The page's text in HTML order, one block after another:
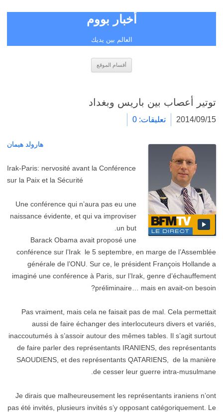
أخبار بووم
العالم بين يديك
أقسام الموقع
توتير أعصاب بين باريس وبغداد
2014/09/15 تعليقات: 0
هارولد هيمان
Irak-Paris: nervosité avant la Conférence
sur la Paix et la Sécurité
Une conférence qui n’aura pas eu une
naissance évidente, et qui va improviser
un but.
Barack Obama avait proposé une
conférence sur l’Irak le 5 septembre, en marge de l’Assemblée
générale de l’ONU. Sur ce, le président François Hollande a
imaginé une conférence à Paris, sur l’Irak, genre d’échauffement
préliminaire… mais en avait-on besoin?
Pas vraiment, mais cela ne faisait pas de mal. Cela permettait
aussi de faire échanger des interlocuteurs divers et variés,
inaccoutumés à s’assoir autour des mêmes tables. Il s’agit surtout
de faire parler des représentants IRANIENS, des représentants
SAOUDIENS, et des représentants QATARIENS, de la manière
de cesser leur guerre intra-musulmane.
Je dirais que malheureusement les représentants iraniens n’ont
pas été invités, plusieurs invités s’y opposant catégoriquement. Le